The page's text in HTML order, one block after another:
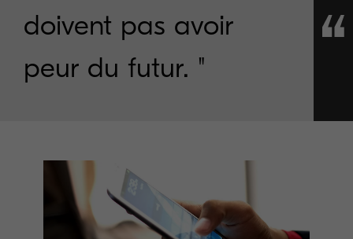
doivent pas avoir
peur du futur. "